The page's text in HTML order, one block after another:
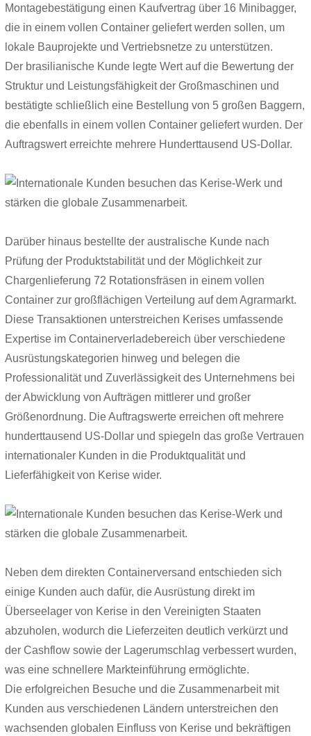
Montagebestätigung einen Kaufvertrag über 16 Minibagger,
die in einem vollen Container geliefert werden sollen, um
lokale Bauprojekte und Vertriebsnetze zu unterstützen.
Der brasilianische Kunde legte Wert auf die Bewertung der
Struktur und Leistungsfähigkeit der Großmaschinen und
bestätigte schließlich eine Bestellung von 5 großen Baggern,
die ebenfalls in einem vollen Container geliefert wurden. Der
Auftragswert erreichte mehrere Hunderttausend US-Dollar.
Darüber hinaus bestellte der australische Kunde nach
Prüfung der Produktstabilität und der Möglichkeit zur
Chargenlieferung 72 Rotationsfräsen in einem vollen
Container zur großflächigen Verteilung auf dem Agrarmarkt.
Diese Transaktionen unterstreichen Kerises umfassende
Expertise im Containerverladebereich über verschiedene
Ausrüstungskategorien hinweg und belegen die
Professionalität und Zuverlässigkeit des Unternehmens bei
der Abwicklung von Aufträgen mittlerer und großer
Größenordnung. Die Auftragswerte erreichen oft mehrere
hunderttausend US-Dollar und spiegeln das große Vertrauen
internationaler Kunden in die Produktqualität und
Lieferfähigkeit von Kerise wider.
Neben dem direkten Containerversand entschieden sich
einige Kunden auch dafür, die Ausrüstung direkt im
Überseelager von Kerise in den Vereinigten Staaten
abzuholen, wodurch die Lieferzeiten deutlich verkürzt und
der Cashflow sowie der Lagerumschlag verbessert wurden,
was eine schnellere Markteinführung ermöglichte.
Die erfolgreichen Besuche und die Zusammenarbeit mit
Kunden aus verschiedenen Ländern unterstreichen den
wachsenden globalen Einfluss von Kerise und bekräftigen